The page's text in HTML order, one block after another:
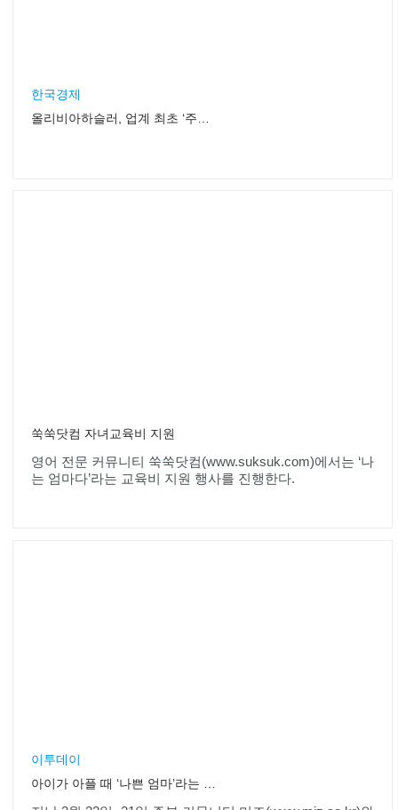
한국경제
쑥쑥닷컴 자녀교육비 지원
영어 전문 커뮤니티 쑥쑥닷컴(www.suksuk.com)에서는 ‘나
는 엄마다’라는 교육비 지원 행사를 진행한다.
이투데이
아이가 아플 때 ‘나쁜 엄마’라는 생각이 들어